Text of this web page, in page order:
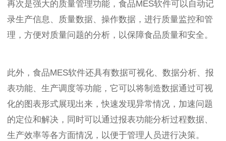
再次是强大的质量管理功能，食品MES软件可以自动记
录生产信息、质量数据、操作数据，进行质量监控和管
理，方便对质量问题的分析，以保障食品质量和安全。
此外，食品MES软件还具有数据可视化、数据分析、报
表功能、生产调度等功能，它可以将制造数据通过可视
化的图表形式展现出来，快速发现异常情况，加速问题
的定位和解决，同时可以通过报表功能分析过程数据、
生产效率等各方面情况，以便于管理人员进行决策。